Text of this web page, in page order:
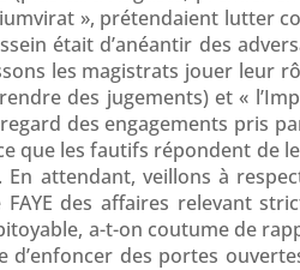
», prétendaient lutter
était d’anéantir des
les magistrats jouer leur
des jugements) et «
des engagements pris
que les fautifs répondent de
En attendant, veillons à
des affaires relevant
a-t-on coutume de
des portes